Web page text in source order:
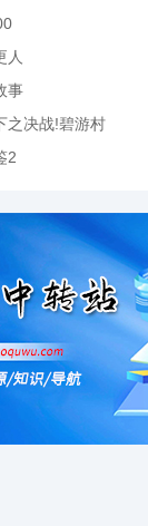
人
事
之决战!碧游村
2